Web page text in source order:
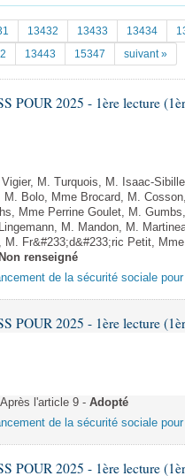
... )
13432 13433 13434
13443 15347 suivant »
POUR 2025 - 1ère lecture
M. Turquois, M. Isaac-
Bolo, Mme Brocard, M.
Mme Perrine Goulet, M.
M. Mandon, M.
M. Fr&#233;d&#233;ric Petit,
Non renseigné
de la sécurité sociale pour
POUR 2025 - 1ère lecture
l'article 9 - Adopté
de la sécurité sociale pour
POUR 2025 - 1ère lecture